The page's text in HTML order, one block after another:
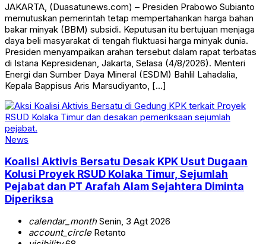
JAKARTA, (Duasatunews.com) – Presiden Prabowo Subianto
memutuskan pemerintah tetap mempertahankan harga bahan
bakar minyak (BBM) subsidi. Keputusan itu bertujuan menjaga
daya beli masyarakat di tengah fluktuasi harga minyak dunia.
Presiden menyampaikan arahan tersebut dalam rapat terbatas
di Istana Kepresidenan, Jakarta, Selasa (4/8/2026). Menteri
Energi dan Sumber Daya Mineral (ESDM) Bahlil Lahadalia,
Kepala Bappisus Aris Marsudiyanto, […]
News
Koalisi Aktivis Bersatu Desak KPK Usut Dugaan
Kolusi Proyek RSUD Kolaka Timur, Sejumlah
Pejabat dan PT Arafah Alam Sejahtera Diminta
Diperiksa
calendar_monthSenin, 3 Agt 2026
account_circleRetanto